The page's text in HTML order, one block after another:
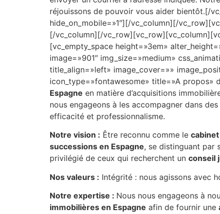
réjouissons de pouvoir vous aider bientôt.[/
hide_on_mobile=»1″][/vc_column][/
[/vc_column][/
[vc_empty_space height=»3em»
image=»901″ img_size=»medium»
title_align=»left» image_cover=»»
icon_type=»fontawesome» title=»A propos»
Espagne en matière d’acquisitions
nous engageons à les accompagner dans
efficacité et professionnalisme.
Notre vision : Être reconnu comme le
successions en Espagne, se distinguant par
privilégié de ceux qui recherchent un conseil
Nos valeurs : Intégrité : nous agissons avec
Notre expertise : Nous nous engageons à
immobilières en Espagne afin de fournir une